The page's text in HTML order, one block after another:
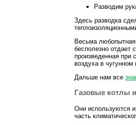
Разводим
Здесь разводка
Весьма
бесполезно отдает
произведенная при
воздуха в
Дальше нам все
Газовые котлы
Они используются
часть